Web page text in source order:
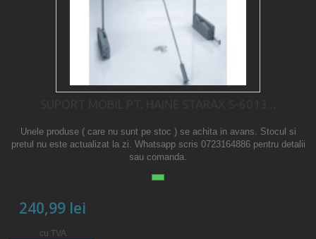
Unele produse ( care nu sunt pe stoc ) se achita in avans. Stocul si
pretul nu este actualizat la zi. Whatsapp scris 0723164886 pentru detalii
sau comanda.
240,99 lei
cu TVA